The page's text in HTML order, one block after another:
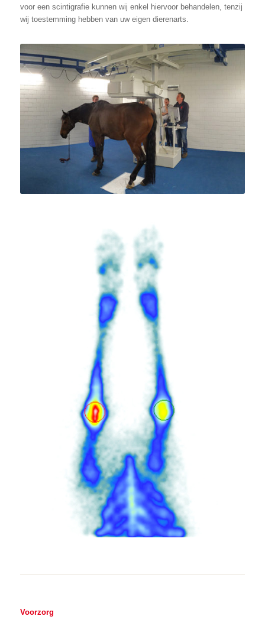
voor een scintigrafie kunnen wij enkel hiervoor behandelen, tenzij
wij toestemming hebben van uw eigen dierenarts.
Voorzorg